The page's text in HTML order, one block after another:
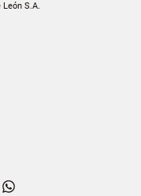
S.A.
Dailymotion